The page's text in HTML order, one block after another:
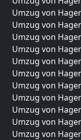
Umzug von
Umzug von
Umzug von
Umzug von
Umzug von
Umzug von
Umzug von
Umzug von
Umzug von
Umzug von
Umzug von